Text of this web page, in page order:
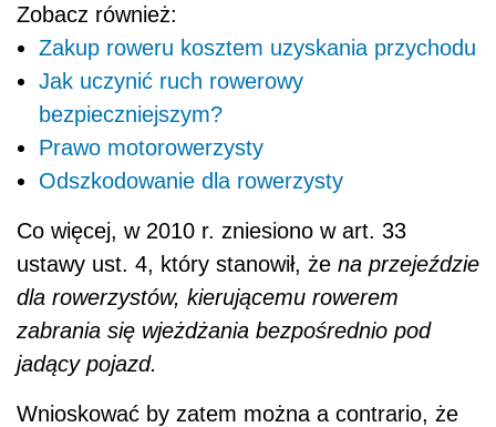
Zobacz również:
Zakup roweru kosztem uzyskania przychodu
Jak uczynić ruch rowerowy
bezpieczniejszym?
Prawo motorowerzysty
Odszkodowanie dla rowerzysty
Co więcej, w 2010 r. zniesiono w art. 33
ustawy ust. 4, który stanowił, że na przejeździe
dla rowerzystów, kierującemu rowerem
zabrania się wjeżdżania bezpośrednio pod
jadący pojazd.
Wnioskować by zatem można a contrario, że